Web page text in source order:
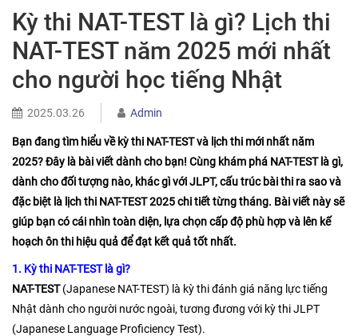
Kỳ thi NAT-TEST là gì? Lịch thi
NAT-TEST năm 2025 mới nhất
cho người học tiếng Nhật
2025.03.26 Admin
Bạn đang tìm hiểu về kỳ thi NAT-TEST và lịch thi mới nhất năm
2025? Đây là bài viết dành cho bạn! Cùng khám phá NAT-TEST là gì,
dành cho đối tượng nào, khác gì với JLPT, cấu trúc bài thi ra sao và
đặc biệt là lịch thi NAT-TEST 2025 chi tiết từng tháng. Bài viết này sẽ
giúp bạn có cái nhìn toàn diện, lựa chọn cấp độ phù hợp và lên kế
hoạch ôn thi hiệu quả để đạt kết quả tốt nhất.
1. Kỳ thi NAT-TEST là gì?
NAT-TEST(Japanese NAT-TEST) là kỳ thi đánh giá năng lực tiếng
Nhật dành cho người nước ngoài, tương đương với kỳ thi JLPT
(Japanese Language Proficiency Test).